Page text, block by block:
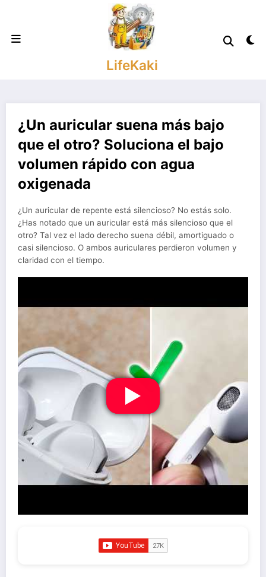
LifeKaki
¿Un auricular suena más bajo
que el otro? Soluciona el bajo
volumen rápido con agua
oxigenada
¿Un auricular de repente está silencioso? No estás solo.
¿Has notado que un auricular está más silencioso que el
otro? Tal vez el lado derecho suena débil, amortiguado o
casi silencioso. O ambos auriculares perdieron volumen y
claridad con el tiempo.